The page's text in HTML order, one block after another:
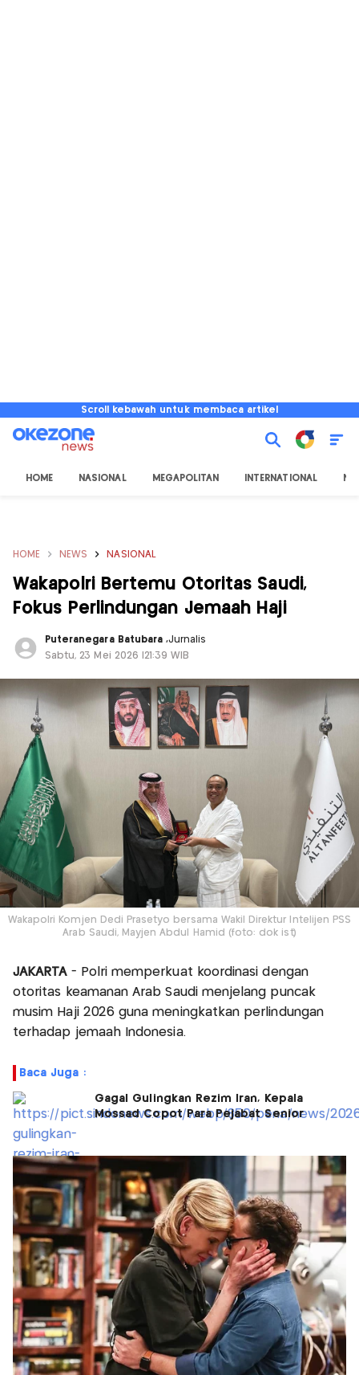
Scroll kebawah untuk membaca artikel
HOME NASIONAL MEGAPOLITAN INTERNATIONAL
HOME NEWS NASIONAL
Wakapolri Bertemu Otoritas Saudi,
Fokus Perlindungan Jemaah Haji
Puteranegara Batubara,Jurnalis
Sabtu, 23 Mei 2026 |21:39 WIB
Wakapolri Komjen Dedi Prasetyo bersama Wakil Direktur Intelijen PSS
Arab Saudi, Mayjen Abdul Hamid (foto: dok ist)
JAKARTA- Polri memperkuat koordinasi dengan
otoritas keamanan Arab Saudi menjelang puncak
musim Haji 2026 guna meningkatkan perlindungan
terhadap jemaah Indonesia.
Baca Juga :
Gagal Gulingkan Rezim Iran, Kepala
Mossad Copot Para Pejabat Senior